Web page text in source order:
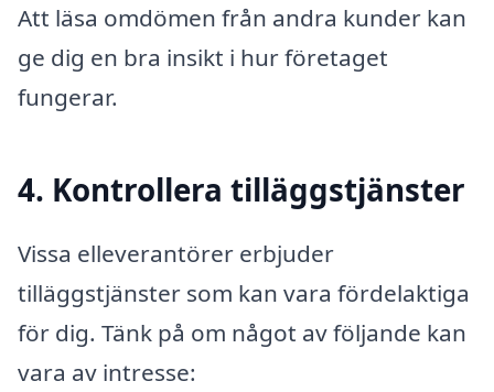
Att läsa omdömen från andra kunder kan
ge dig en bra insikt i hur företaget
fungerar.
4. Kontrollera tilläggstjänster
Vissa elleverantörer erbjuder
tilläggstjänster som kan vara fördelaktiga
för dig. Tänk på om något av följande kan
vara av intresse: